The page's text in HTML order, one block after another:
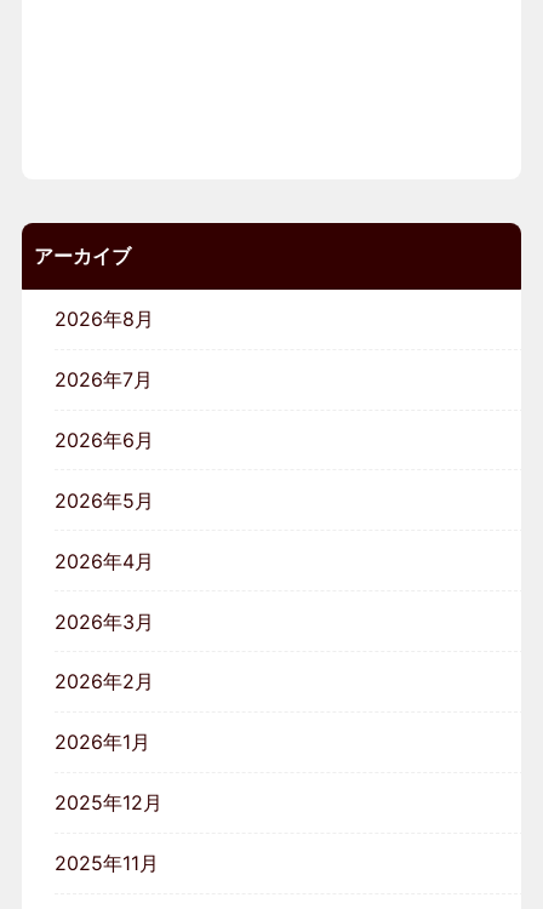
アーカイブ
2026年8月
2026年7月
2026年6月
2026年5月
2026年4月
2026年3月
2026年2月
2026年1月
2025年12月
2025年11月